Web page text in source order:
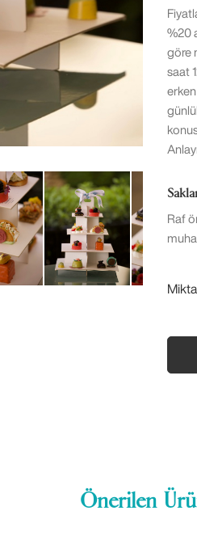
%20
göre
saat
Raf
Önerilen